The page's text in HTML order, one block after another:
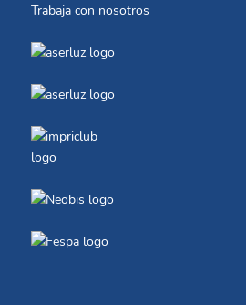
Trabaja con nosotros